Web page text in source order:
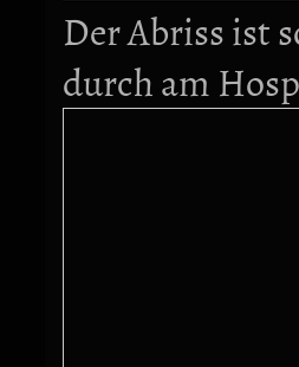
Der Abriss ist
durch am